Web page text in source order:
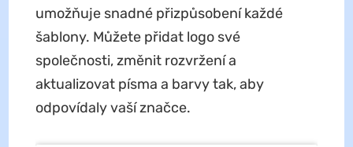
umožňuje snadné přizpůsobení každé
šablony. Můžete přidat logo své
společnosti, změnit rozvržení a
aktualizovat písma a barvy tak, aby
odpovídaly vaší značce.